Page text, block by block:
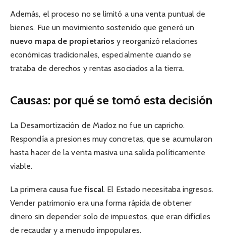
Además, el proceso no se limitó a una venta puntual de
bienes. Fue un movimiento sostenido que generó un
nuevo mapa de propietarios y reorganizó relaciones
económicas tradicionales, especialmente cuando se
trataba de derechos y rentas asociados a la tierra.
Causas: por qué se tomó esta decisión
La Desamortización de Madoz no fue un capricho.
Respondía a presiones muy concretas, que se acumularon
hasta hacer de la venta masiva una salida políticamente
viable.
La primera causa fue fiscal. El Estado necesitaba ingresos.
Vender patrimonio era una forma rápida de obtener
dinero sin depender solo de impuestos, que eran difíciles
de recaudar y a menudo impopulares.